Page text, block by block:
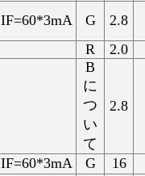
IF=60*3mA G 2.8
R
2.0
B
に
つ
い
て
2.8
IF=60*3mA G 16